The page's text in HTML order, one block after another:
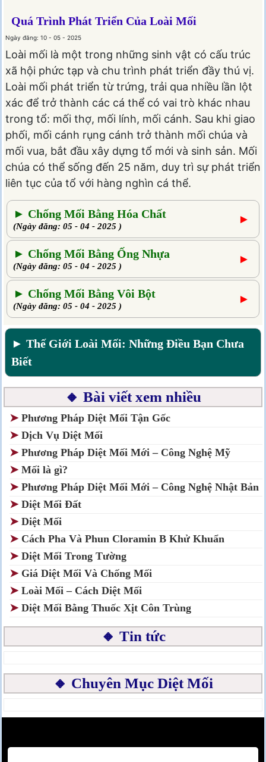
Quá Trình Phát Triển Của Loài Mối
Ngày đăng: 10 - 05 - 2025
Loài mối là một trong những sinh vật có cấu trúc
xã hội phức tạp và chu trình phát triển đầy thú vị.
Loài mối phát triển từ trứng, trải qua nhiều lần lột
xác để trở thành các cá thể có vai trò khác nhau
trong tổ: mối thợ, mối lính, mối cánh. Sau khi giao
phối, mối cánh rụng cánh trở thành mối chúa và
mối vua, bắt đầu xây dựng tổ mới và sinh sản. Mối
chúa có thể sống đến 25 năm, duy trì sự phát triển
liên tục của tổ với hàng nghìn cá thể.
► Chống Mối Bằng Hóa Chất
(Ngày đăng: 05 - 04 - 2025 )
►
► Chống Mối Bằng Ống Nhựa
(Ngày đăng: 05 - 04 - 2025 )
►
► Chống Mối Bằng Vôi Bột
(Ngày đăng: 05 - 04 - 2025 )
►
► Thế Giới Loài Mối: Những Điều Bạn Chưa
Biết
🔸 Bài viết xem nhiều
➤ Phương Pháp Diệt Mối Tận Gốc
➤ Dịch Vụ Diệt Mối
➤ Phương Pháp Diệt Mối Mới – Công Nghệ Mỹ
➤ Mối là gì?
➤ Phương Pháp Diệt Mối Mới – Công Nghệ Nhật Bản
➤ Diệt Mối Đất
➤ Diệt Mối
➤ Cách Pha Và Phun Cloramin B Khử Khuẩn
➤ Diệt Mối Trong Tường
➤ Giá Diệt Mối Và Chống Mối
➤ Loài Mối – Cách Diệt Mối
➤ Diệt Mối Bằng Thuốc Xịt Côn Trùng
🔸 Tin tức
🔸 Chuyên Mục Diệt Mối